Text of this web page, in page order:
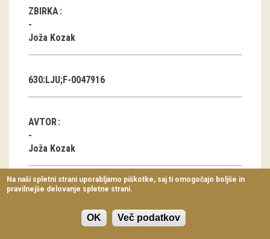
Razstavni projekti
Napovednik
Arhiv razstav
Koledar dogodkov
Prireditve
Predavanja
Delavnice
Vodeni ogledi
ZBIRKA
Joža Kozak
630:LJU;F-0047916
AVTOR
Joža Kozak
KLASIFIKACIJA
Oblačilna kultura
Pričeska, portret
Na naši spletni strani uporabljamo piškotke, saj ti omogočajo boljše in
pravilnejše delovanje spletne strani.
OK Več podatkov